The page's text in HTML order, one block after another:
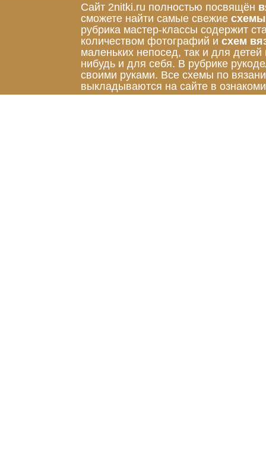
Сайт 2nitki.ru полностью посвящён
сможете найти самые свежие схемы
рубрика мастер-классы содержит
количеством фотографий и схем
маленьких непосед, так и для
нибудь и для себя. В рубрике
своими руками. Все схемы по
выкладываются на сайте в